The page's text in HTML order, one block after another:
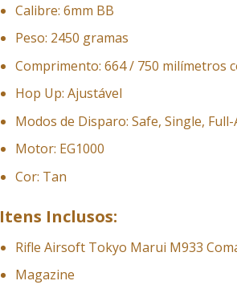
Calibre: 6mm BB
Peso: 2450 gramas
Comprimento: 664 / 750 milímetros
Hop Up: Ajustável
Modos de Disparo: Safe, Single,
Motor: EG1000
Cor: Tan
Itens Inclusos:
Rifle Airsoft Tokyo Marui M933
Magazine